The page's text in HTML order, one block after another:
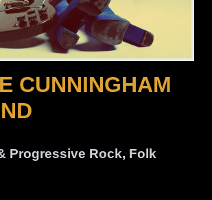
CUNNINGHAM
Progressive Rock, Folk